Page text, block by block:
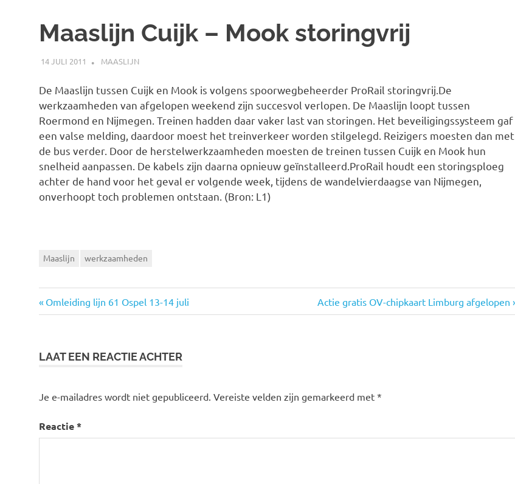
Maaslijn Cuijk – Mook storingvrij
14 JULI 2011 SPOORZOEKER
MAASLIJN
De Maaslijn tussen Cuijk en Mook is volgens spoorwegbeheerder ProRail storingvrij.De
werkzaamheden van afgelopen weekend zijn succesvol verlopen. De Maaslijn loopt tussen
Roermond en Nijmegen. Treinen hadden daar vaker last van storingen. Het beveiligingssysteem gaf
een valse melding, daardoor moest het treinverkeer worden stilgelegd. Reizigers moesten dan met
de bus verder. Door de herstelwerkzaamheden moesten de treinen tussen Cuijk en Mook hun
snelheid aanpassen. De kabels zijn daarna opnieuw geïnstalleerd.ProRail houdt een storingsploeg
achter de hand voor het geval er volgende week, tijdens de wandelvierdaagse van Nijmegen,
onverhoopt toch problemen ontstaan. (Bron: L1)
Maaslijn werkzaamheden
Bericht
Vorige
bericht:
Omleiding lijn 61 Ospel 13-14 juli
Volgende
bericht:
Actie gratis OV-chipkaart Limburg afgelopen
LAAT EEN REACTIE ACHTER
Je e-mailadres wordt niet gepubliceerd. Vereiste velden zijn gemarkeerd met *
Reactie*